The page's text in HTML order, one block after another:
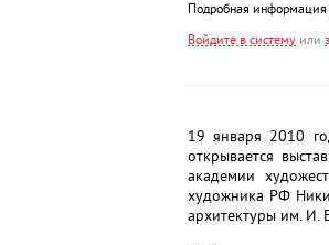
Подробная информация
Войдите в системуили
19 января 2010
открывается
академии
художника РФ
архитектуры им. И.